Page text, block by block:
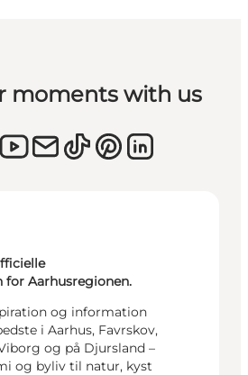
moments with us
Aarhusregionen.
og information
i Aarhus, Favrskov,
og på Djursland –
og byliv til natur, kyst